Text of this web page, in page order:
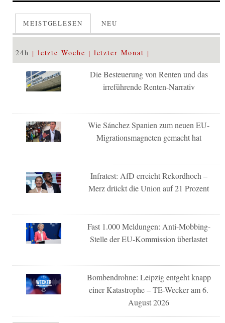
MEISTGELESEN NEU
24h letzte Woche letzter Monat
Die Besteuerung von Renten und das
irreführende Renten-Narrativ
Wie Sánchez Spanien zum neuen EU-
Migrationsmagneten gemacht hat
Infratest: AfD erreicht Rekordhoch –
Merz drückt die Union auf 21 Prozent
Fast 1.000 Meldungen: Anti-Mobbing-
Stelle der EU-Kommission überlastet
Bombendrohne: Leipzig entgeht knapp
einer Katastrophe – TE-Wecker am 6.
August 2026